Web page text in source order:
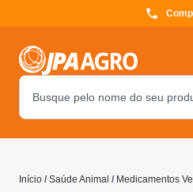
Início / Saúde Animal / Medicamentos